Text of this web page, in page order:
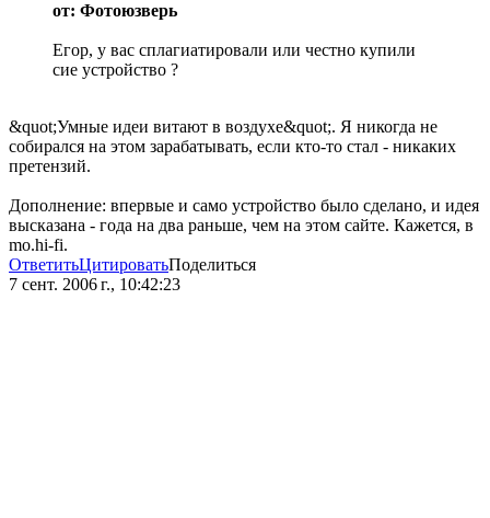
от: Фотоюзверь
Егор, у вас сплагиатировали или честно купили
сие устройство ?
&quot;Умные идеи витают в воздухе&quot;. Я никогда не
собирался на этом зарабатывать, если кто-то стал - никаких
претензий.
Дополнение: впервые и само устройство было сделано, и идея
высказана - года на два раньше, чем на этом сайте. Кажется, в
mo.hi-fi.
ОтветитьЦитироватьПоделиться
7 сент. 2006 г., 10:42:23